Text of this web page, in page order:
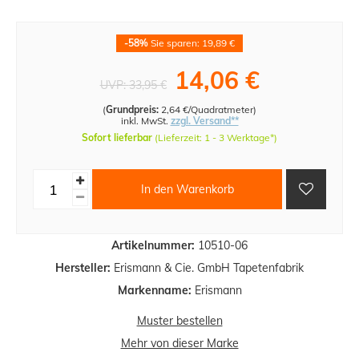
Artikelnummer: 10510-06
Hersteller: Erismann & Cie. GmbH Tapetenfabrik
Markenname: Erismann
-58% Sie sparen: 19,89 €
UVP:33,95 € 14,06 €
(Grundpreis: 2,64 €/Quadratmeter)
inkl. MwSt. zzgl. Versand**
Sofort lieferbar (Lieferzeit: 1 - 3 Werktage*)
In den Warenkorb
Muster bestellen
Mehr von dieser Marke